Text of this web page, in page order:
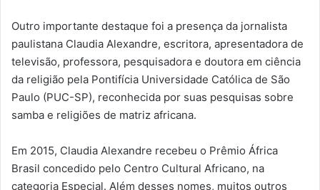
Outro importante destaque foi a presença da jornalista
paulistana Claudia Alexandre, escritora, apresentadora de
televisão, professora, pesquisadora e doutora em ciência
da religião pela Pontifícia Universidade Católica de São
Paulo (PUC-SP), reconhecida por suas pesquisas sobre
samba e religiões de matriz africana.
Em 2015, Claudia Alexandre recebeu o Prêmio África
Brasil concedido pelo Centro Cultural Africano, na
categoria Especial. Além desses nomes, muitos outros